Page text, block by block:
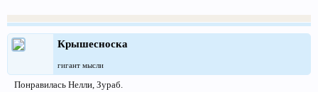
Крышесноска
гигант мысли
Понравилась Нелли, Зураб.